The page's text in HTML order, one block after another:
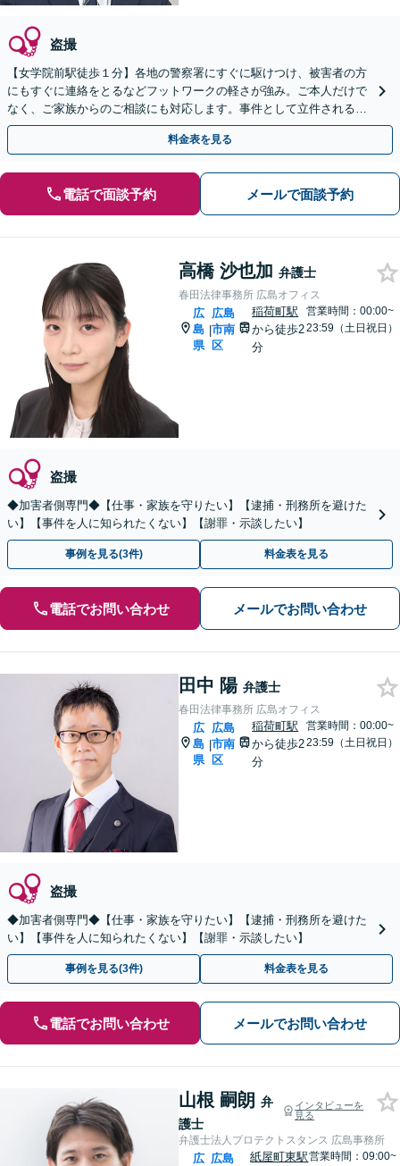
盗撮
【女学院前駅徒歩１分】各地の警察署にすぐに駆けつけ、被害者の方
にもすぐに連絡をとるなどフットワークの軽さが強み。ご本人だけで
なく、ご家族からのご相談にも対応します。事件として立件される前
のご相談にも対応できます。
料金表を見る
電話で面談予約 メールで面談予約
高橋 沙也加 弁護士
春田法律事務所 広島オフィス
広
島
県
|
広島
市南
区
稲荷町駅
から徒歩2
分
営業時間：00:00~
23:59（土日祝日）
盗撮
◆加害者側専門◆【仕事・家族を守りたい】【逮捕・刑務所を避けた
い】【事件を人に知られたくない】【謝罪・示談したい】
事例を見る(3件) 料金表を見る
電話でお問い合わせ メールでお問い合わせ
田中 陽 弁護士
春田法律事務所 広島オフィス
広
島
県
|
広島
市南
区
稲荷町駅
から徒歩2
分
営業時間：00:00~
23:59（土日祝日）
盗撮
◆加害者側専門◆【仕事・家族を守りたい】【逮捕・刑務所を避けた
い】【事件を人に知られたくない】【謝罪・示談したい】
事例を見る(3件) 料金表を見る
電話でお問い合わせ メールでお問い合わせ
山根 嗣朗 弁
護士
インタビューを
見る
弁護士法人プロテクトスタンス 広島事務所
広 広島
紙屋町東駅営業時間：09:00~